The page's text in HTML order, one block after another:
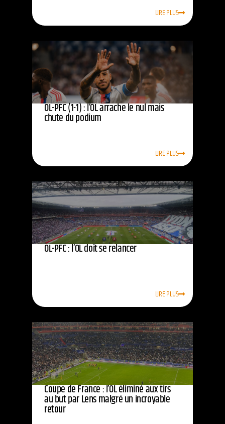
LIRE PLUS
OL-PFC (1-1) : l’OL arrache le nul mais
chute du podium
LIRE PLUS
OL-PFC : l’OL doit se relancer
LIRE PLUS
Coupe de France : l’OL éliminé aux tirs
au but par Lens malgré un incroyable
retour